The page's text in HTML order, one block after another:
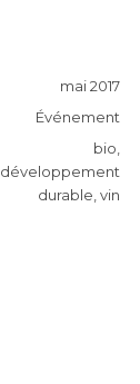
Publié
le
mai 2017
Catégories
Événement
bio,
développement
durable,vin